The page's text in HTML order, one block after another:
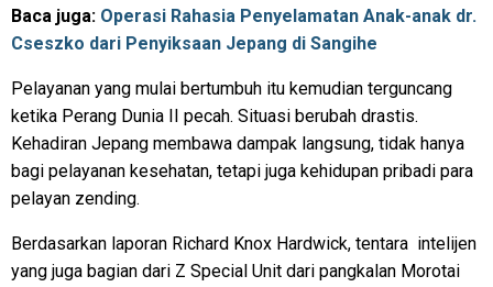
Baca juga: Operasi Rahasia Penyelamatan Anak-anak dr.
Cseszko dari Penyiksaan Jepang di Sangihe
Pelayanan yang mulai bertumbuh itu kemudian terguncang
ketika Perang Dunia II pecah. Situasi berubah drastis.
Kehadiran Jepang membawa dampak langsung, tidak hanya
bagi pelayanan kesehatan, tetapi juga kehidupan pribadi para
pelayan zending.
Berdasarkan laporan Richard Knox Hardwick, tentara intelijen
yang juga bagian dari Z Special Unit dari pangkalan Morotai